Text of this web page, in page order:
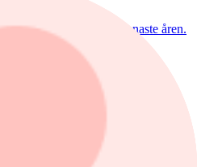
på börsen de senaste åren.
tuffa marknaden.
bli lika